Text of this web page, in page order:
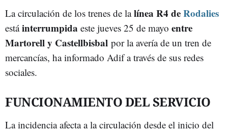
La circulación de los trenes de lalínea R4 deRodalies
estáinterrumpida este jueves 25 de mayo entre
Martorell y Castellbisbal por la avería de un tren de
mercancías, ha informado Adif a través de sus redes
sociales.
FUNCIONAMIENTO DEL SERVICIO
La incidencia afecta a la circulación desde el inicio del